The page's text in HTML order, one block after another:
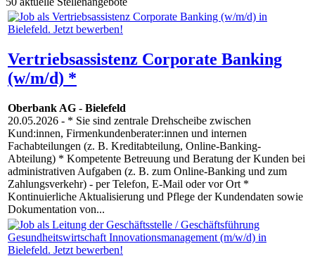
Vertriebsassistenz Corporate Banking
(w/m/d) *
Oberbank AG - Bielefeld
20.05.2026 - * Sie sind zentrale Drehscheibe zwischen
Kund:innen, Firmenkundenberater:innen und internen
Fachabteilungen (z. B. Kreditabteilung, Online-Banking-
Abteilung) * Kompetente Betreuung und Beratung der Kunden bei
administrativen Aufgaben (z. B. zum Online-Banking und zum
Zahlungsverkehr) - per Telefon, E-Mail oder vor Ort *
Kontinuierliche Aktualisierung und Pflege der Kundendaten sowie
Dokumentation von...